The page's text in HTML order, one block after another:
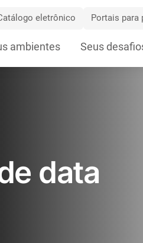
eletrônico Portais para
ambientes Seus
data